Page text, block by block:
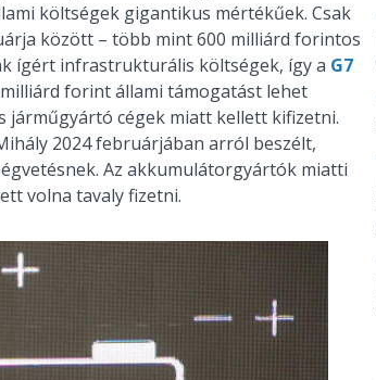
költségek gigantikus mértékűek. Csak
között – több mint 600 milliárd forintos
ígért infrastrukturális költségek, így a G7
forint állami támogatást lehet
járműgyártó cégek miatt kellett kifizetni.
2024 februárjában arról beszélt,
Az akkumulátorgyártók miatti
volna tavaly fizetni.